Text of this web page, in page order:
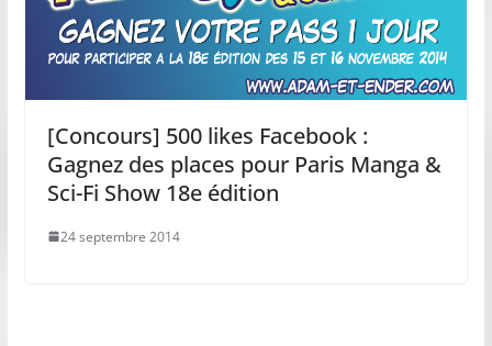
[Concours] 500 likes Facebook :
Gagnez des places pour Paris Manga &
Sci-Fi Show 18e édition
24 septembre 2014